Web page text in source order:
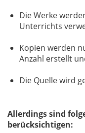
Die Werke
Unterrichts
Kopien werden
Anzahl erstellt
Die Quelle wird
Allerdings sind
berücksichtigen: